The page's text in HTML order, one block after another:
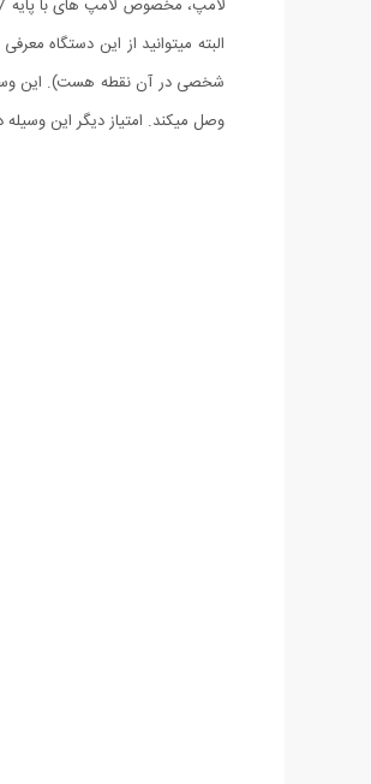
البته میتوانید از این دستگاه
وصل میکند. امتیاز دیگر این